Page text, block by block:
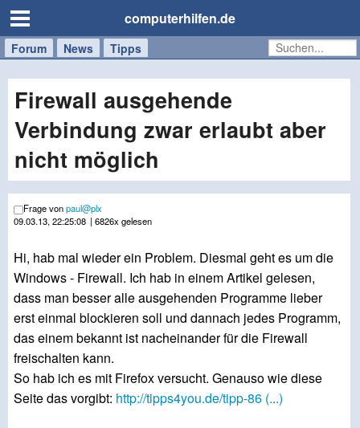
computerhilfen.de
Forum News Tipps
Handy
Tablet
Windows
Mac
Firewall ausgehende
Verbindung zwar erlaubt aber
nicht möglich
Frage vonpaul@plx
09.03.13, 22:25:08 | 6826x gelesen
Hi, hab mal wieder ein Problem. Diesmal geht es um die
Windows - Firewall. Ich hab in einem Artikel gelesen,
dass man besser alle ausgehenden Programme lieber
erst einmal blockieren soll und dannach jedes Programm,
das einem bekannt ist nacheinander für die Firewall
freischalten kann.
So hab ich es mit Firefox versucht. Genauso wie diese
Seite das vorgibt: http://tipps4you.de/tipp-86 (...)